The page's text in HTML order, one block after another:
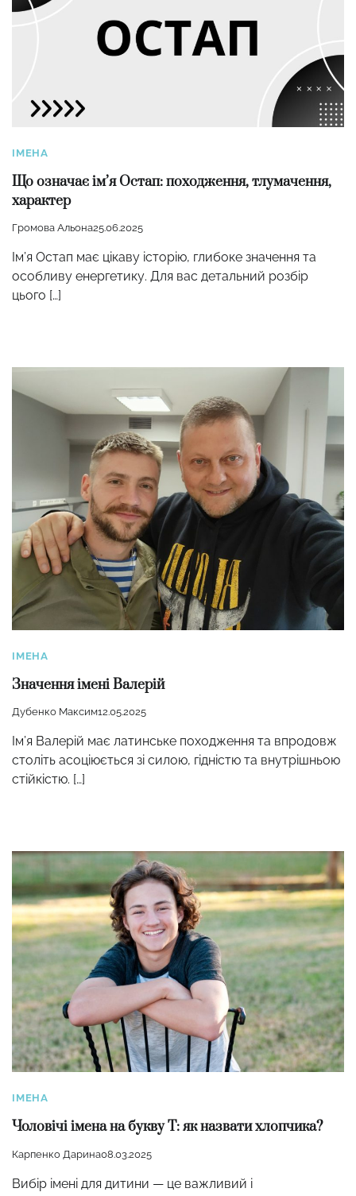
ІМЕНА
Що означає ім’я Остап: походження, тлумачення,
характер
Громова Альона25.06.2025
Ім’я Остап має цікаву історію, глибоке значення та
особливу енергетику. Для вас детальний розбір
цього […]
ІМЕНА
Значення імені Валерій
Дубенко Максим12.05.2025
Ім’я Валерій має латинське походження та впродовж
століть асоціюється зі силою, гідністю та внутрішньою
стійкістю. […]
ІМЕНА
Чоловічі імена на букву Т: як назвати хлопчика?
Карпенко Дарина08.03.2025
Вибір імені для дитини — це важливий і